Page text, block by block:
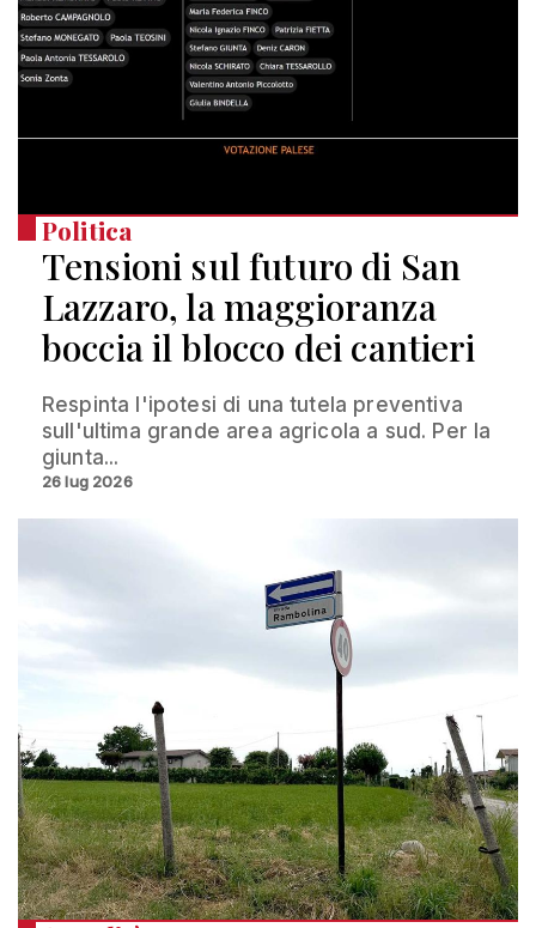
Politica
Tensioni sul futuro di San
Lazzaro, la maggioranza
boccia il blocco dei cantieri
Respinta l'ipotesi di una tutela preventiva
sull'ultima grande area agricola a sud. Per la
giunta...
26 lug 2026